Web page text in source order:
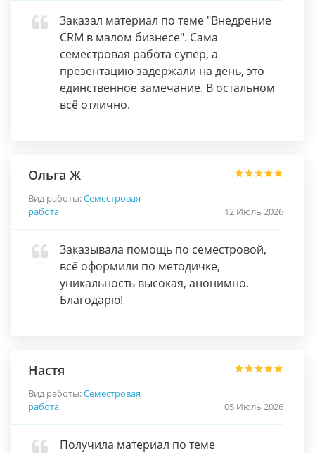
Заказал материал по теме "Внедрение
CRM в малом бизнесе". Сама
семестровая работа супер, а
презентацию задержали на день, это
единственное замечание. В остальном
всё отлично.
Ольга Ж
Вид работы:Семестровая
работа
12 Июль 2026
Заказывала помощь по семестровой,
всё оформили по методичке,
уникальность высокая, анонимно.
Благодарю!
Настя
Вид работы:Семестровая
работа
05 Июль 2026
Получила материал по теме